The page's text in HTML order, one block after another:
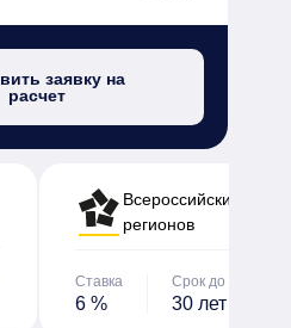
заявку на
расчет
Всероссийский банк
регионов
Ставка
6 %
Срок до
30 лет